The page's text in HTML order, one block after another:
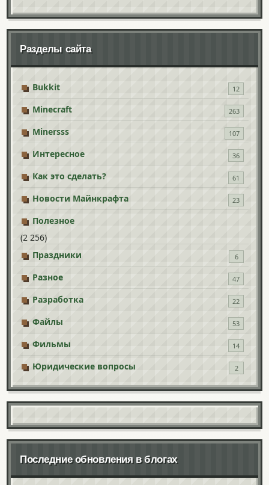
Разделы сайта
Bukkit 12
Minecraft 263
Minersss 107
Интересное 36
Как это сделать? 61
Новости Майнкрафта 23
Полезное
(2 256)
Праздники
6
Разное 47
Разработка 22
Файлы 53
Фильмы 14
Юридические вопросы 2
Последние обновления в блогах